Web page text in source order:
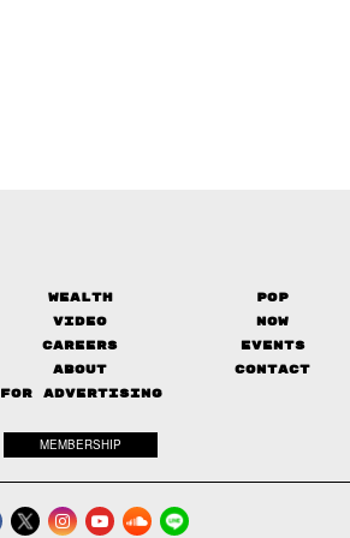
Wealth
Pop
Video
Now
Careers
Events
About
Contact
FOR ADVERTISING
MEMBERSHIP